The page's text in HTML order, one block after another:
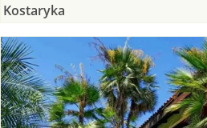
Kostaryka